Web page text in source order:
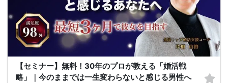
【セミナー】無料！30年のプロが教える「婚活戦
略」｜今のままでは一生変わらないと感じる男性へ